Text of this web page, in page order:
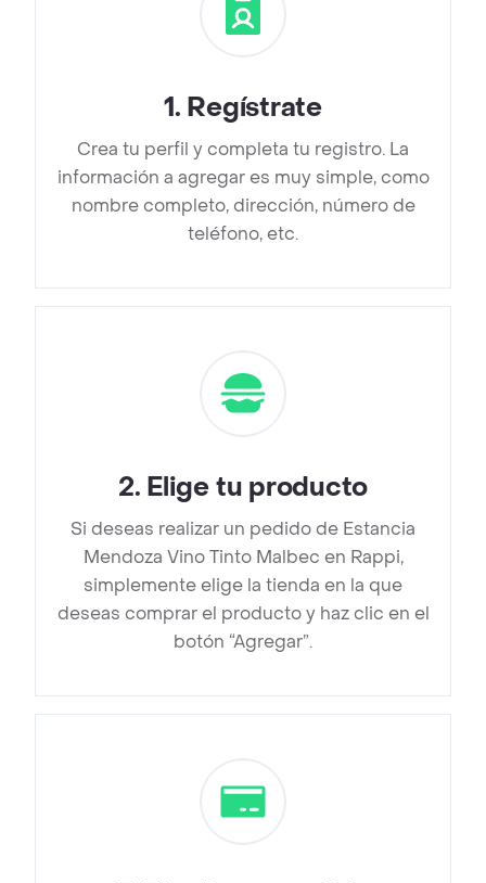
1. Regístrate
Crea tu perfil y completa tu registro. La
información a agregar es muy simple, como
nombre completo, dirección, número de
teléfono, etc.
2. Elige tu producto
Si deseas realizar un pedido de Estancia
Mendoza Vino Tinto Malbec en Rappi,
simplemente elige la tienda en la que
deseas comprar el producto y haz clic en el
botón “Agregar”.